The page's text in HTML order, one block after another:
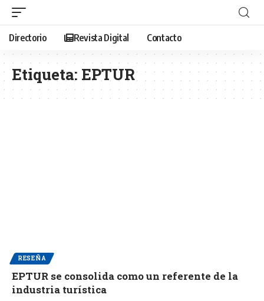
Directorio Revista Digital Contacto
Etiqueta: EPTUR
RESEÑA
EPTUR se consolida como un referente de la
industria turística